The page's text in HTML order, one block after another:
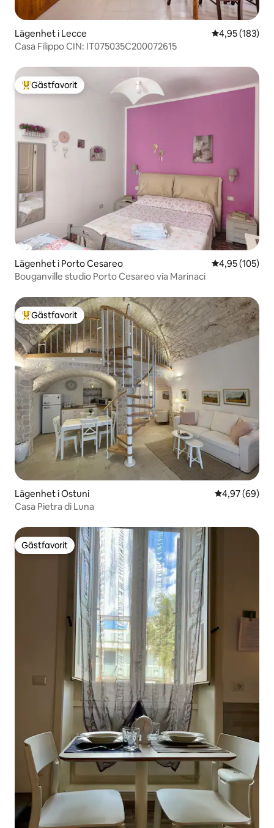
Lägenhet i Lecce 4,95 av 5 i
4,95 (183)
Casa Filippo CIN: IT075035C200072615
Populär gästfavorit
Gästfavorit
Lägenhet i Porto Cesareo 4,95 av 5 i
4,95 (105)
Bouganville studio Porto Cesareo via Marinaci
Populär gästfavorit
Gästfavorit
Lägenhet i Ostuni 4,97 av 5 i
4,97 (69)
Casa Pietra di Luna
Gästfavorit
Gästfavorit